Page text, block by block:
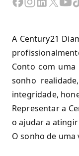
A Century21
Conto com
sonho
integridade,
Representar a
o ajudar a
O sonho de uma